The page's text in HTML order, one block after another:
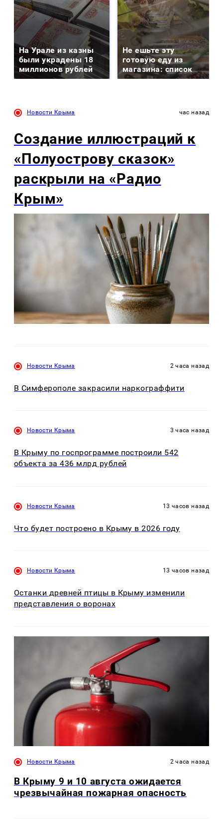
На Урале из казны
были украдены 18
миллионов рублей
Не ешьте эту
готовую еду из
магазина: список
Новости Крыма час назад
Создание иллюстраций к
«Полуострову сказок»
раскрыли на «Радио
Крым»
Новости Крыма 2 часа назад
В Симферополе закрасили наркограффити
Новости Крыма 3 часа назад
В Крыму по госпрограмме построили 542
объекта за 436 млрд рублей
Новости Крыма 13 часов назад
Что будет построено в Крыму в 2026 году
Новости Крыма 13 часов назад
Останки древней птицы в Крыму изменили
представления о воронах
Новости Крыма 2 часа назад
В Крыму 9 и 10 августа ожидается
чрезвычайная пожарная опасность